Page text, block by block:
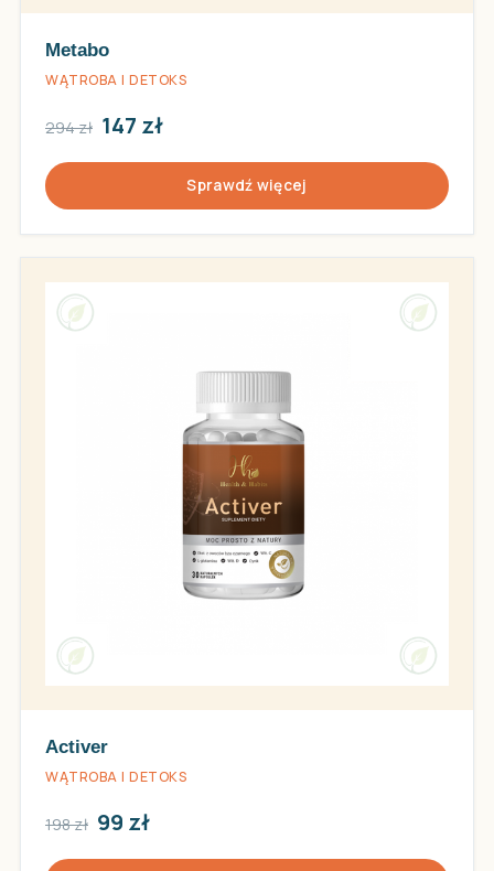
Metabo
WĄTROBA I DETOKS
294 zł 147 zł
Sprawdź więcej
Activer
WĄTROBA I DETOKS
198 zł 99 zł